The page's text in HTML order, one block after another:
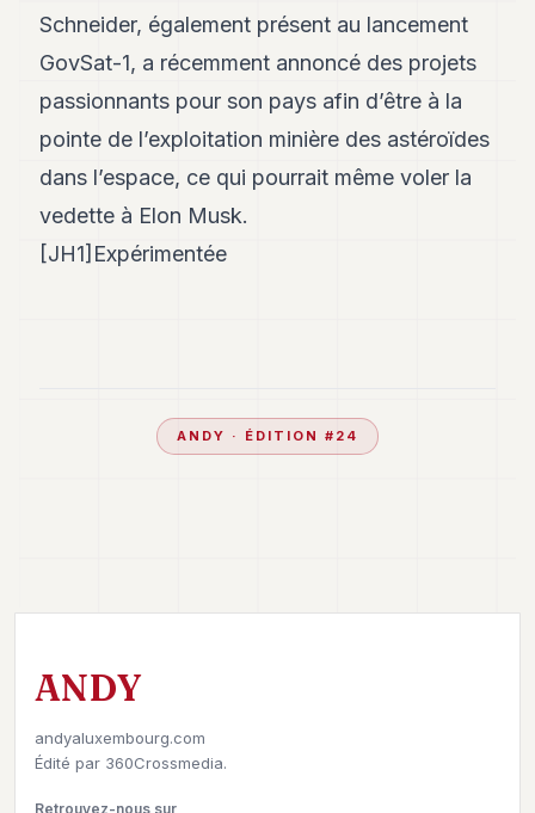
Schneider, également présent au lancement
GovSat-1, a récemment annoncé des projets
passionnants pour son pays afin d’être à la
pointe de l’exploitation minière des astéroïdes
dans l’espace, ce qui pourrait même voler la
vedette à Elon Musk.
[JH1]Expérimentée
ANDY · ÉDITION # 24
ANDY
andyaluxembourg.com
Édité par 360Crossmedia.
Retrouvez-nous sur